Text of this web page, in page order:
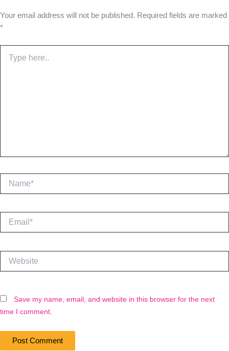
Your email address will not be published. Required fields are marked
*
here..
Email*
Save my name, email, and website in this browser for the next
time I comment.